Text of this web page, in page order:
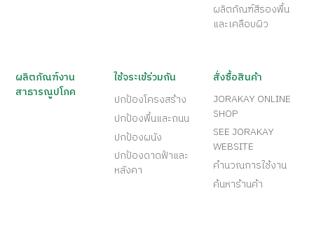
ผลิตภัณฑ์สีรองพื้น
และเคลือบผิว
ผลิตภัณฑ์งาน
สาธารณูปโภค
ใช้จระเข้ร่วมกัน
ปกป้องโครงสร้าง
ปกป้องพื้นและถนน
ปกป้องผนัง
ปกป้องดาดฟ้าและ
หลังคา
สั่งซื้อสินค้า
JORAKAY ONLINE
SHOP
SEE JORAKAY
WEBSITE
คำนวณการใช้งาน
ค้นหาร้านค้า